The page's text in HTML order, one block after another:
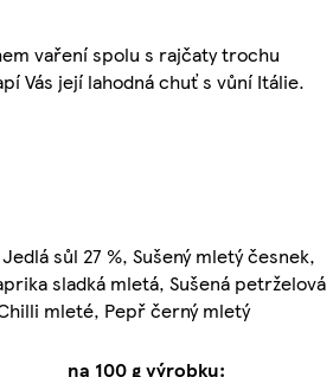
vaření spolu s rajčaty trochu
Vás její lahodná chuť s vůní Itálie.
sůl 27 %, Sušený mletý česnek,
sladká mletá, Sušená petrželová
mleté, Pepř černý mletý
na 100 g výrobku: